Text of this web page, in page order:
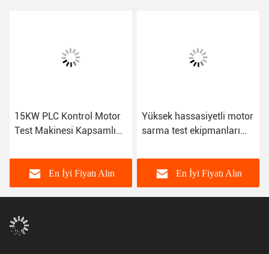
15KW PLC Kontrol Motor
Test Makinesi Kapsamlı
Makinesi
En İyi Fiyatı Alın
Yüksek hassasiyetli motor
sarma test ekipmanları
ekipmanları
En İyi Fiyatı Alın